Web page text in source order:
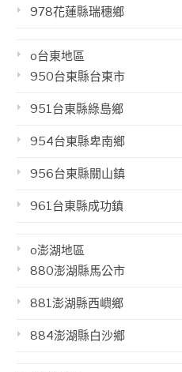
978花蓮縣瑞穗鄉
o台東地區
950台東縣台東市
951台東縣綠島鄉
954台東縣卑南鄉
956台東縣關山鎮
961台東縣成功鎮
o澎湖地區
880澎湖縣馬公市
881澎湖縣西嶼鄉
884澎湖縣白沙鄉